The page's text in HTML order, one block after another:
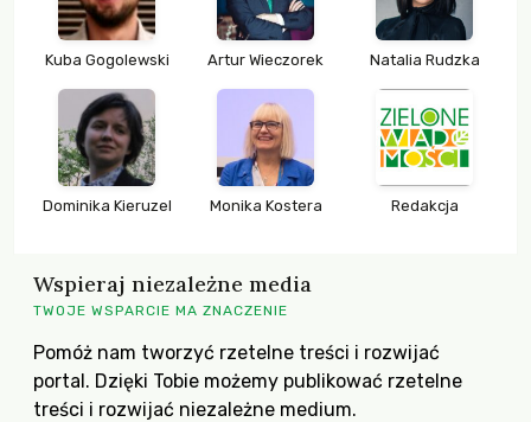
Kuba Gogolewski Artur Wieczorek Natalia Rudzka
Dominika Kieruzel Monika Kostera Redakcja
Wspieraj niezależne media
TWOJE WSPARCIE MA ZNACZENIE
Pomóż nam tworzyć rzetelne treści i rozwijać
portal. Dzięki Tobie możemy publikować rzetelne
treści i rozwijać niezależne medium.